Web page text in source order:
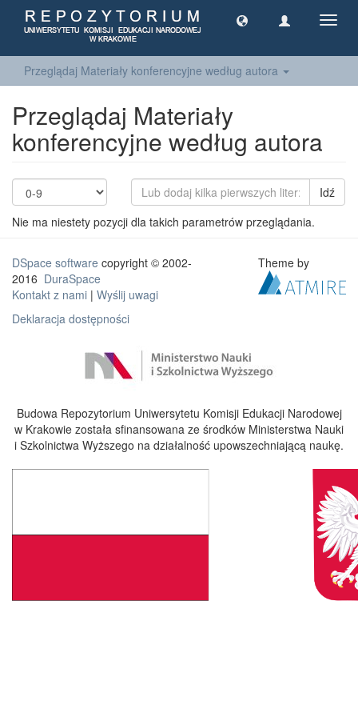
Przeglądaj Materiały konferencyjne według autora
Przeglądaj Materiały
konferencyjne według autora
Idź
Nie ma niestety pozycji dla takich parametrów przeglądania.
DSpace software copyright © 2002-
2016 DuraSpace
Kontakt z nami | Wyślij uwagi
Deklaracja dostępności
Theme by
Budowa Repozytorium Uniwersytetu Komisji Edukacji Narodowej
w Krakowie została sfinansowana ze środków Ministerstwa Nauki
i Szkolnictwa Wyższego na działalność upowszechniającą naukę.